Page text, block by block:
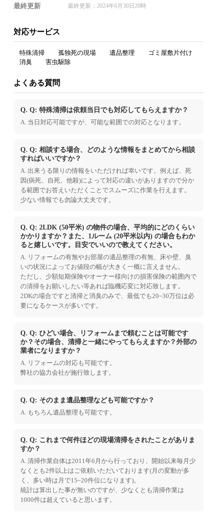
最終更新 最終更新：2024年6月30日20時
対応サービス
特殊清掃 孤独死の現場 遺品整理
ゴミ屋敷片付け
消臭
害虫駆除
よくある質問
Q. Q: 特殊清掃は依頼当日でも対応してもらえますか？
A. 当日対応可能ですが、可能な範囲での対応となります。
Q. Q: 相談する場合、どのような情報をまとめてから相談
すればいいですか？
A. 出来うる限りの情報をいただければ幸いです。例えば、死
因(病死、自死、他殺)によって対応の違いがありますので分か
る範囲でお答えいただくことでスムーズに作業を行えます。
少ない情報でも勿論大丈夫です。
Q. Q: 2LDK (50平米) の物件の場合、平均的にどのくらい
かかりますか？また、1ルーム (20平米以内) の場合もわか
ると嬉しいです。目安でいいので教えてください。
A. リフォームの有無やお部屋の遺品整理の有無、床や壁、臭
いの状況によってお値段の幅が大きく一概に言えません。
ただし、少額短期保険やオーナー様向けの損害保険の範囲内で
の清掃をお願いしたい等あれば臨機応変に対応致します。
2DKの場合ですと清掃と消臭のみで、最低でも20~30万位は必
要になるケースが多いです。
Q. Q: ひどい場合、リフォームまで頼むことは可能です
か？その場合、清掃と一緒にやってもらえますか？外部の
業者になりますか？
A. リフォームの対応も可能です。
弊社の協力会社が施行致します。
Q. Q: そのまま遺品整理なども可能ですか？
A. もちろん遺品整理も可能です。
Q. Q: これまで何件ほどの現場清掃をされたことがありま
すか？
A. 清掃作業自体は2011年6月から行っており、開始以来毎月少
なくとも2件以上はご依頼いただいております(月の変動が多
く、多い時は月で15~20件位になります)。
統計は算出した事が無いのですが、少なくとも清掃作業は
1000件は超えていると思います。